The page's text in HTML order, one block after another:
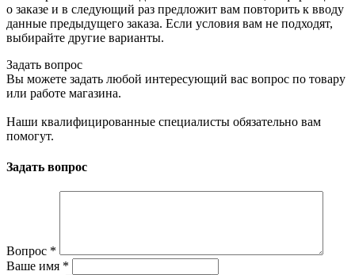
о заказе и в следующий раз предложит вам повторить к вводу
данные предыдущего заказа. Если условия вам не подходят,
выбирайте другие варианты.
Задать вопрос
Вы можете задать любой интересующий вас вопрос по товару
или работе магазина.
Наши квалифицированные специалисты обязательно вам
помогут.
Задать вопрос
Вопрос *
Ваше имя *